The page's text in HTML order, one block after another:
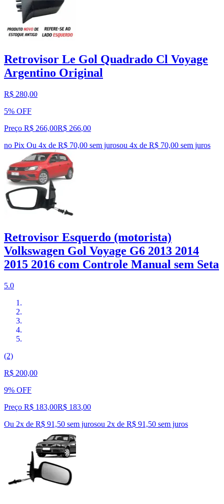
Retrovisor Le Gol Quadrado Cl Voyage
Argentino Original
R$ 280,00
5% OFF
Preço R$ 266,00R$ 266,00
no Pix Ou 4x de R$ 70,00 sem jurosou 4x de R$ 70,00 sem juros
Retrovisor Esquerdo (motorista)
Volkswagen Gol Voyage G6 2013 2014
2015 2016 com Controle Manual sem Seta
5.0
(2)
R$ 200,00
9% OFF
Preço R$ 183,00R$ 183,00
Ou 2x de R$ 91,50 sem jurosou 2x de R$ 91,50 sem juros